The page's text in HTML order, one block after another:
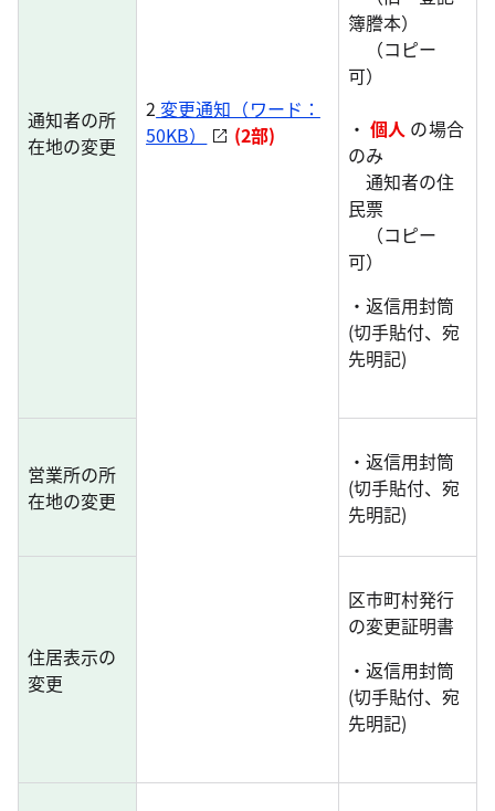
2 変更通知（ワード：
50KB）
(2部)
通知者の所
在地の変更
簿謄本）
（コピー
可）
・個人 の場合
のみ
通知者の住
民票
（コピー
可）
・返信用封筒
(切手貼付、宛
先明記)
営業所の所
在地の変更
・返信用封筒
(切手貼付、宛
先明記)
住居表示の
変更
区市町村発行
の変更証明書
・返信用封筒
(切手貼付、宛
先明記)